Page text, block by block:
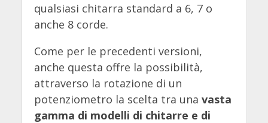
qualsiasi chitarra standard a 6, 7 o
anche 8 corde.
Come per le precedenti versioni,
anche questa offre la possibilità,
attraverso la rotazione di un
potenziometro la scelta tra una vasta
gamma di modelli di chitarre e di